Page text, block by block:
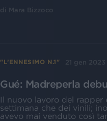
di Mara Bizzoco
"L’ENNESIMO N.1" 21 gen 2023
Gué: Madreperla
Il nuovo lavoro del
settimana che dei vinili;
avevo mai venduto così